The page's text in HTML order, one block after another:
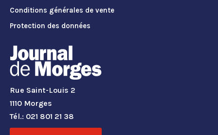
Conditions générales de vente
Protection des données
Rue Saint-Louis 2
1110 Morges
Tél.: 021 801 21 38